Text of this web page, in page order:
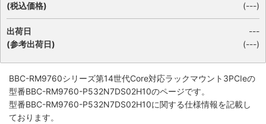
(税込価格)
(---)
出荷日
(参考出荷日)
---
(---)
BBC-RM9760シリーズ第14世代Core対応ラックマウント3PCIeの
型番BBC-RM9760-P532N7DS02H10のページです。
型番BBC-RM9760-P532N7DS02H10に関する仕様情報を記載し
ております。